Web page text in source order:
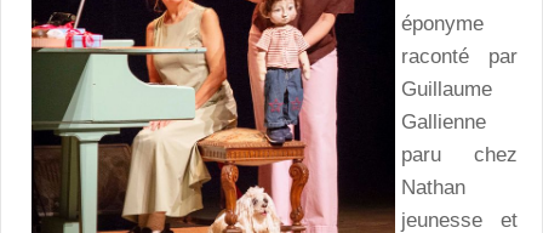
éponyme
raconté par
Guillaume
Gallienne
paru chez
Nathan
jeunesse et